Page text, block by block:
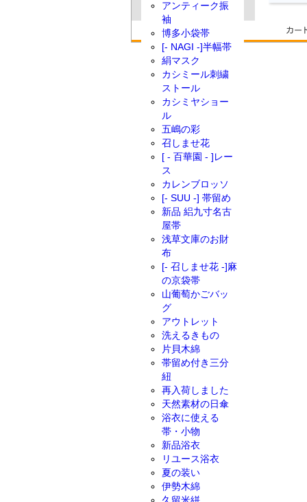
アンティーク振
袖
博多小袋帯
[- NAGI -]半幅帯
絹マスク
カシミール刺繍
ストール
カシミヤショー
ル
五嶋の彩
召しませ花
[ - 百華園 - ]レー
ス
カレンブロッソ
[- SUU -] 帯留め
新品 絽九寸名古
屋帯
浅草文庫のお財
布
[- 召しませ花 -]麻
の京袋帯
山葡萄かごバッ
グ
アウトレット
洗えるきもの
片貝木綿
帯留め付き三分
紐
再入荷しました
天然素材の日傘
浴衣に使える
帯・小物
新品浴衣
リユース浴衣
夏の装い
伊勢木綿